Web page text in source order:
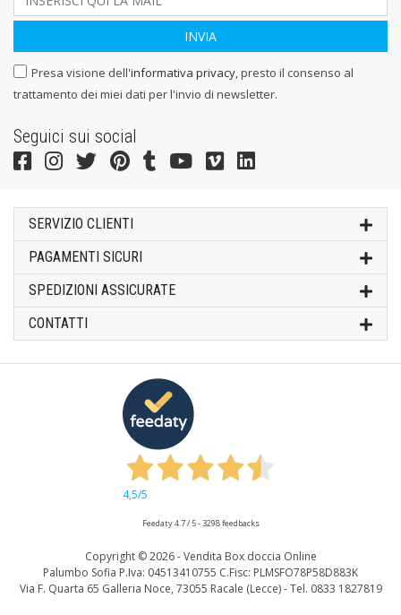
Presa visione dell'informativa privacy, presto il consenso al
trattamento dei miei dati per l'invio di newsletter.
Seguici sui social
SERVIZIO CLIENTI
PAGAMENTI SICURI
SPEDIZIONI ASSICURATE
CONTATTI
Copyright ©2026 - Vendita Box doccia Online
Palumbo Sofia P.Iva: 04513410755 C.Fisc: PLMSFO78P58D883K
Via F. Quarta 65 Galleria Noce, 73055 Racale (Lecce) - Tel. 0833 1827819
4,5/5
Feedaty4.7/ 5- 3298feedbacks